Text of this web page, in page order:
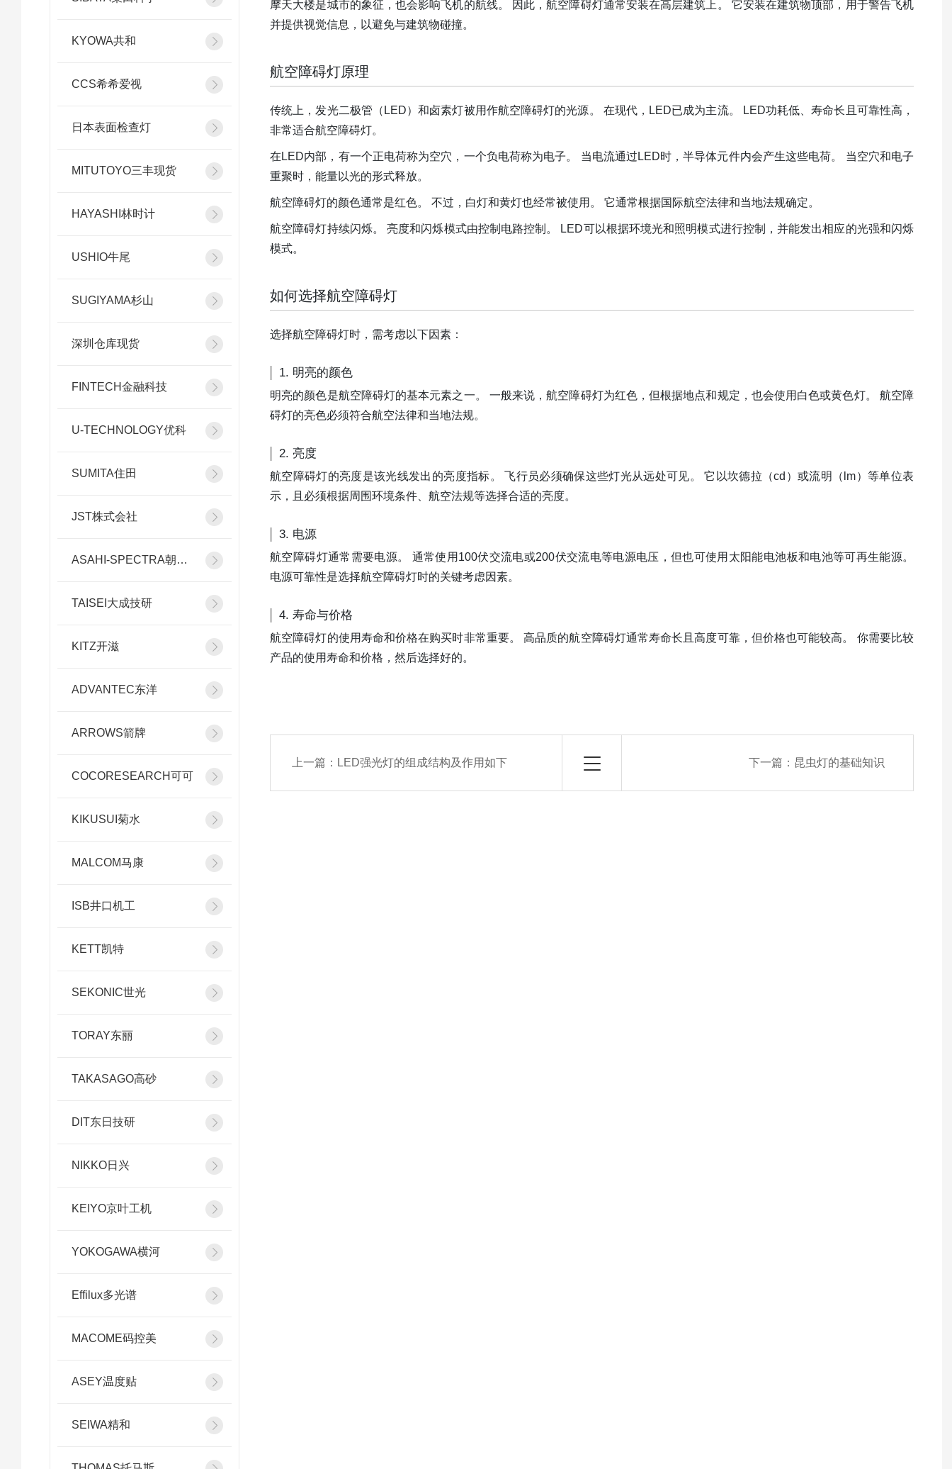
KYOWA共和
CCS希希爱视
日本表面检查灯
MITUTOYO三丰现货
HAYASHI林时计
USHIO牛尾
SUGIYAMA杉山
深圳仓库现货
FINTECH金融科技
U-TECHNOLOGY优科
SUMITA住田
JST株式会社
ASAHI-SPECTRA朝日分光
TAISEI大成技研
KITZ开滋
ADVANTEC东洋
ARROWS箭牌
COCORESEARCH可可
KIKUSUI菊水
MALCOM马康
ISB井口机工
KETT凯特
SEKONIC世光
TORAY东丽
TAKASAGO高砂
DIT东日技研
NIKKO日兴
KEIYO京叶工机
YOKOGAWA横河
Effilux多光谱
MACOME码控美
ASEY温度贴
SEIWA精和
摩天大楼是城市的象征，也会影响飞机的航线。 因此，航空障碍灯通常安装在高层建筑上。 它安装在建筑物顶部，用于警告飞机
并提供视觉信息，以避免与建筑物碰撞。
航空障碍灯原理
传统上，发光二极管（LED）和卤素灯被用作航空障碍灯的光源。 在现代，LED已成为主流。 LED功耗低、寿命长且可靠性高，
非常适合航空障碍灯。
在LED内部，有一个正电荷称为空穴，一个负电荷称为电子。 当电流通过LED时，半导体元件内会产生这些电荷。 当空穴和电子
重聚时，能量以光的形式释放。
航空障碍灯的颜色通常是红色。 不过，白灯和黄灯也经常被使用。 它通常根据国际航空法律和当地法规确定。
航空障碍灯持续闪烁。 亮度和闪烁模式由控制电路控制。 LED可以根据环境光和照明模式进行控制，并能发出相应的光强和闪烁
模式。
如何选择航空障碍灯
选择航空障碍灯时，需考虑以下因素：
1. 明亮的颜色
明亮的颜色是航空障碍灯的基本元素之一。 一般来说，航空障碍灯为红色，但根据地点和规定，也会使用白色或黄色灯。 航空障
碍灯的亮色必须符合航空法律和当地法规。
2. 亮度
航空障碍灯的亮度是该光线发出的亮度指标。 飞行员必须确保这些灯光从远处可见。 它以坎德拉（cd）或流明（lm）等单位表
示，且必须根据周围环境条件、航空法规等选择合适的亮度。
3. 电源
航空障碍灯通常需要电源。 通常使用100伏交流电或200伏交流电等电源电压，但也可使用太阳能电池板和电池等可再生能源。
电源可靠性是选择航空障碍灯时的关键考虑因素。
4. 寿命与价格
航空障碍灯的使用寿命和价格在购买时非常重要。 高品质的航空障碍灯通常寿命长且高度可靠，但价格也可能较高。 你需要比较
产品的使用寿命和价格，然后选择好的。
上一篇： LED强光灯的组成结构及作用如下 下一篇： 昆虫灯的基础知识